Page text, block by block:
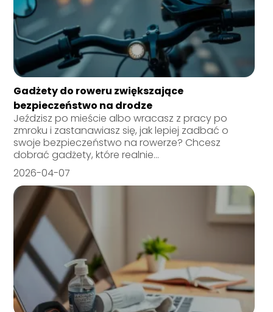
Gadżety do roweru zwiększające
bezpieczeństwo na drodze
Jeździsz po mieście albo wracasz z pracy po
zmroku i zastanawiasz się, jak lepiej zadbać o
swoje bezpieczeństwo na rowerze? Chcesz
dobrać gadżety, które realnie...
2026-04-07